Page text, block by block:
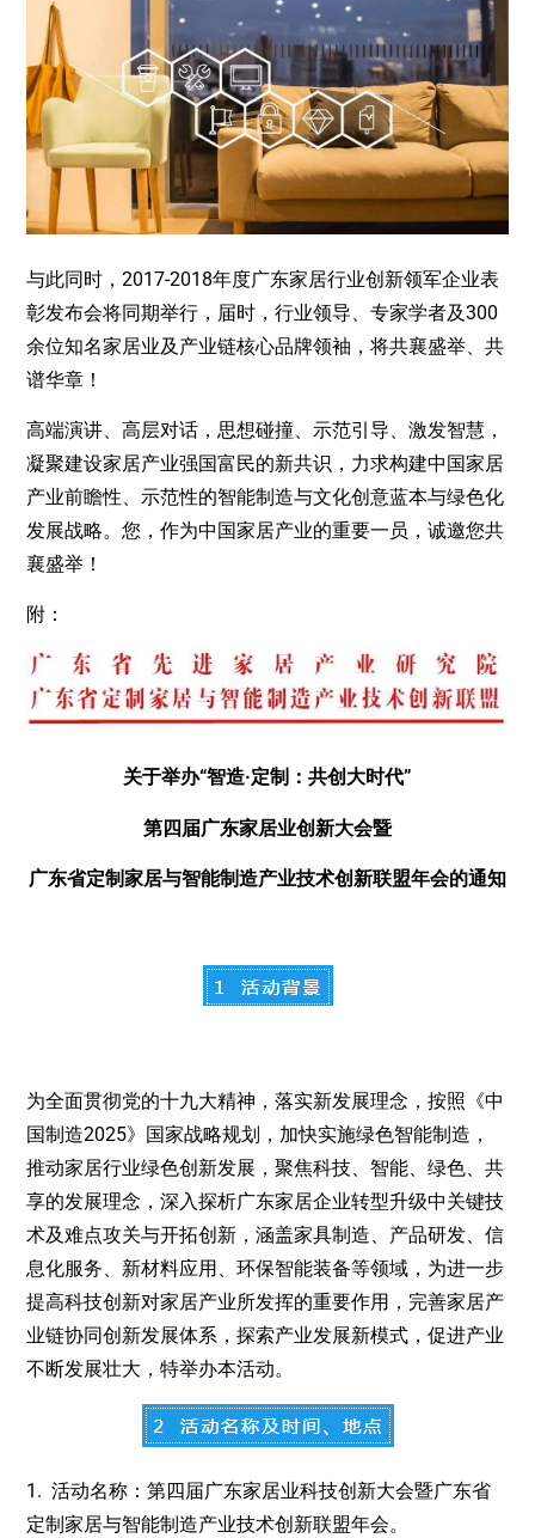
与此同时，2017-2018年度广东家居行业创新领军企业表
彰发布会将同期举行，届时，行业领导、专家学者及300
余位知名家居业及产业链核心品牌领袖，将共襄盛举、共
谱华章！
高端演讲、高层对话，思想碰撞、示范引导、激发智慧，
凝聚建设家居产业强国富民的新共识，力求构建中国家居
产业前瞻性、示范性的智能制造与文化创意蓝本与绿色化
发展战略。您，作为中国家居产业的重要一员，诚邀您共
襄盛举！
附：
关于举办“智造·定制：共创大时代”
第四届广东家居业创新大会暨
广东省定制家居与智能制造产业技术创新联盟年会的通知
为全面贯彻党的十九大精神，落实新发展理念，按照《中
国制造2025》国家战略规划，加快实施绿色智能制造，
推动家居行业绿色创新发展，聚焦科技、智能、绿色、共
享的发展理念，深入探析广东家居企业转型升级中关键技
术及难点攻关与开拓创新，涵盖家具制造、产品研发、信
息化服务、新材料应用、环保智能装备等领域，为进一步
提高科技创新对家居产业所发挥的重要作用，完善家居产
业链协同创新发展体系，探索产业发展新模式，促进产业
不断发展壮大，特举办本活动。
1. 活动名称：第四届广东家居业科技创新大会暨广东省
定制家居与智能制造产业技术创新联盟年会。